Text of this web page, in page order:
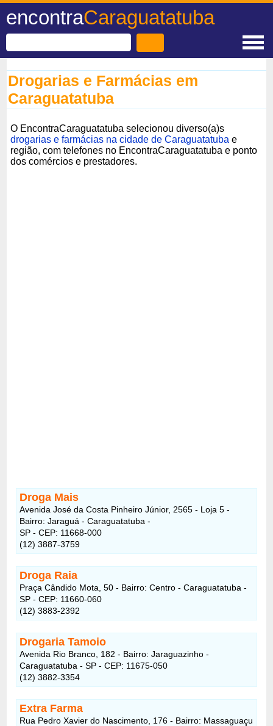
encontraCaraguatatuba
Drogarias e Farmácias em
Caraguatatuba
O EncontraCaraguatatuba selecionou diverso(a)s
drogarias e farmácias na cidade de Caraguatatuba e
região, com telefones no EncontraCaraguatatuba e ponto
dos comércios e prestadores.
Droga Mais
Avenida José da Costa Pinheiro Júnior, 2565 - Loja 5 -
Bairro: Jaraguá - Caraguatatuba -
SP - CEP: 11668-000
(12) 3887-3759
Droga Raia
Praça Cândido Mota, 50 - Bairro: Centro - Caraguatatuba -
SP - CEP: 11660-060
(12) 3883-2392
Drogaria Tamoio
Avenida Rio Branco, 182 - Bairro: Jaraguazinho -
Caraguatatuba - SP - CEP: 11675-050
(12) 3882-3354
Extra Farma
Rua Pedro Xavier do Nascimento, 176 - Bairro: Massaguaçu